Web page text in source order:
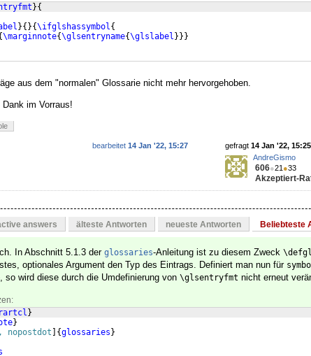
}{
}{ }{\ifglshassymbol{
\marginnote{\glsentryname{\glslabel }}}
aus dem "normalen" Glossarie nicht mehr hervorgehoben.
im Vorraus!
gefragt 14 Jan '22, 15:25
AndreGismo
606●21 ●33
Akzeptiert-
bearbeitet 14 Jan '22, 15:27
answers älteste Antworten neueste Antworten Beliebteste
In Abschnitt 5.1.3 der glossaries-Anleitung ist zu diesem Zweck
optionales Argument den Typ des Eintrags. Definiert man nun für
so wird diese durch die Umdefinierung von \glsentryfmt nicht erneut
}
}
nopostdot {glossaries }